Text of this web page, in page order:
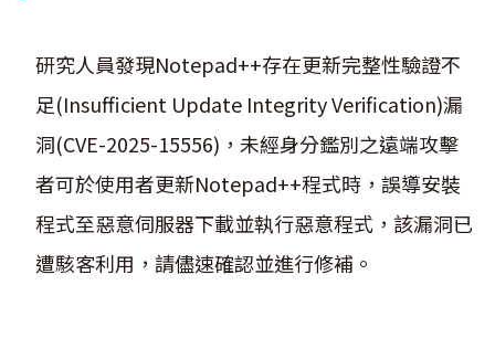
研究人員發現Notepad++存在更新完整性驗證不
足(Insufficient Update Integrity Verification)漏
洞(CVE-2025-15556)，未經身分鑑別之遠端攻擊
者可於使用者更新Notepad++程式時，誤導安裝
程式至惡意伺服器下載並執行惡意程式，該漏洞已
遭駭客利用，請儘速確認並進行修補。